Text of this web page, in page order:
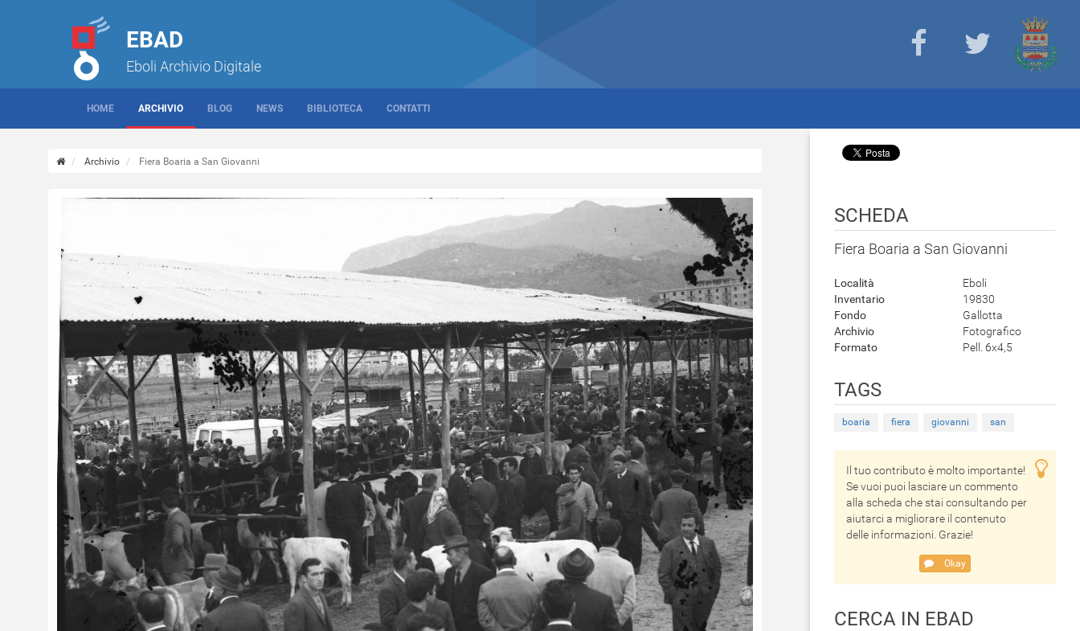
EBAD
Eboli Archivio Digitale
HOME ARCHIVIO BLOG NEWS BIBLIOTECA CONTATTI
Archivio Fiera Boaria a San Giovanni
SCHEDA
Fiera Boaria a San Giovanni
Località
Eboli
Inventario
19830
Fondo
Gallotta
Archivio
Fotografico
Formato
Pell. 6x4,5
TAGS
boaria fiera giovanni san
Il tuo contributo è molto importante!
Se vuoi puoi lasciare un commento
alla scheda che stai consultando per
aiutarci a migliorare il contenuto
delle informazioni. Grazie!
Okay
CERCA IN EBAD